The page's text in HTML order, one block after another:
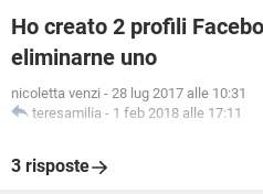
Ho creato 2 profili
eliminarne uno
nicoletta venzi - 28 lug 2017 alle 10:31
teresamilia - 1 feb 2018 alle 17:11
3 risposte